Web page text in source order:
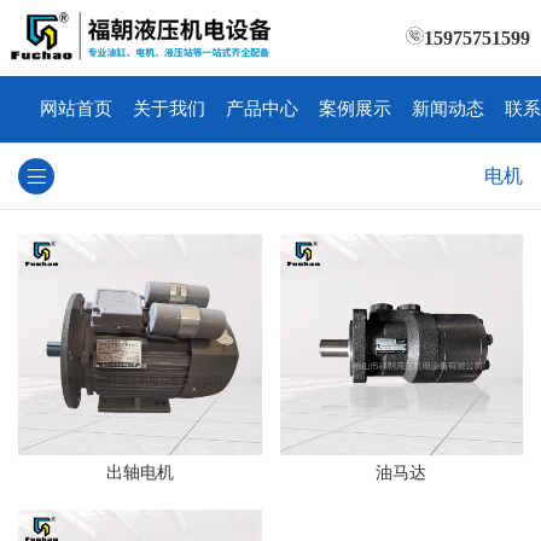
15975751599
网站首页 关于我们 产品中心 案例展示 新闻动态 联
电机
出轴电机 油马达